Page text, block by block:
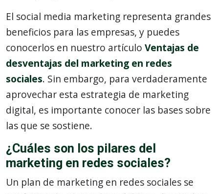
El social media marketing representa grandes
beneficios para las empresas, y puedes
conocerlos en nuestro artículo Ventajas de
desventajas del marketing en redes
sociales. Sin embargo, para verdaderamente
aprovechar esta estrategia de marketing
digital, es importante conocer las bases sobre
las que se sostiene.
¿Cuáles son los pilares del
marketing en redes sociales?
Un plan de marketing en redes sociales se